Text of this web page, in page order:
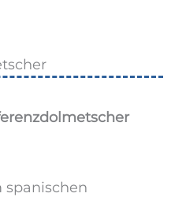
spanischen